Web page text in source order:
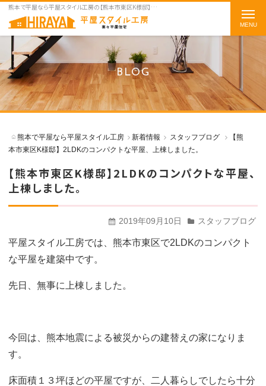
熊本で平屋なら平屋スタイル工房の【熊本市東区K様邸】2LDKのコンパクトな平屋、上棟しました。をご紹介
BLOG
熊本で平屋なら平屋スタイル工房 新着情報 スタッフブログ
【熊
本市東区K様邸】2LDKのコンパクトな平屋、上棟しました。
【熊本市東区K様邸】2LDKのコンパクトな平屋、
上棟しました。
2019年09月10日 スタッフブログ
平屋スタイル工房では、熊本市東区で2LDKのコンパクト
な平屋を建築中です。
先日、無事に上棟しました。
今回は、熊本地震による被災からの建替えの家になりま
す。
床面積１３坪ほどの平屋ですが、二人暮らしでしたら十分
t
o
g
g
l
e
n
g
t
i
o